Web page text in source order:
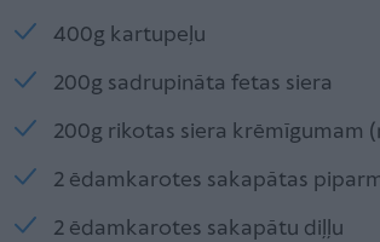
400g kartupeļu
200g sadrupināta fetas siera
200g rikotas siera krēmīgumam
2 ēdamkarotes sakapātas
2 ēdamkarotes sakapātu diļļu